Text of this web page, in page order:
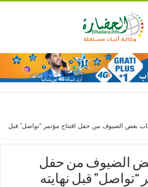
بعض الضيوف من حفل افتتاح مؤتمر “تواصل” قبل
الضيوف من حفل
“تواصل” قبل نهايته